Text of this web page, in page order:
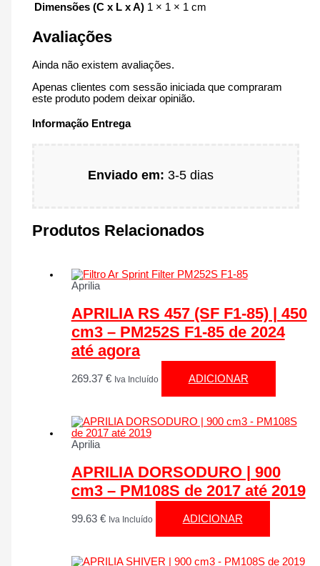
Dimensões (C x L x A) 1 × 1 × 1 cm
Avaliações
Ainda não existem avaliações.
Apenas clientes com sessão iniciada que compraram
este produto podem deixar opinião.
Informação Entrega
Enviado em: 3-5 dias
Produtos Relacionados
Aprilia
APRILIA RS 457 (SF F1-85) | 450
cm3 – PM252S F1-85 de 2024
até agora
269.37 € Iva Incluído ADICIONAR
Aprilia
APRILIA DORSODURO | 900
cm3 – PM108S de 2017 até 2019
99.63 € Iva Incluído ADICIONAR